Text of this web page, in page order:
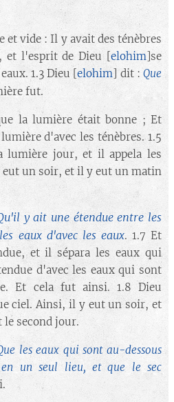
et vide : Il y avait des ténèbres
et l'esprit de Dieu [elohim]se
1.3 Dieu [elohim] dit :Que
fut.
la lumière était bonne ; Et
d'avec les ténèbres. 1.5
lumière jour, et il appela les
un soir, et il y eut un matin
y ait une étendue entre les
eaux d'avec les eaux. 1.7 Et
et il sépara les eaux qui
d'avec les eaux qui sont
Et cela fut ainsi. 1.8 Dieu
ciel. Ainsi, il y eut un soir, et
second jour.
les eaux qui sont au-dessous
un seul lieu, et que le sec